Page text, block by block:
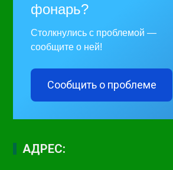
фонарь?
Столкнулись с проблемой —
сообщите о ней!
Сообщить о проблеме
АДРЕС: